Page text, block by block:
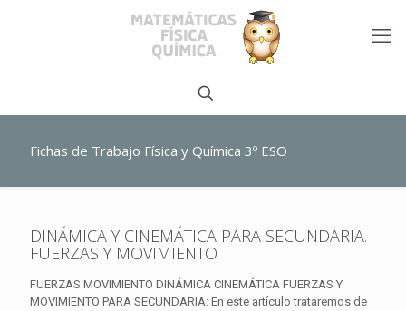
Fichas de Trabajo Física y Química 3º ESO
DINÁMICA Y CINEMÁTICA PARA SECUNDARIA.
FUERZAS Y MOVIMIENTO
FUERZAS MOVIMIENTO DINÁMICA CINEMÁTICA FUERZAS Y
MOVIMIENTO PARA SECUNDARIA: En este artículo trataremos de